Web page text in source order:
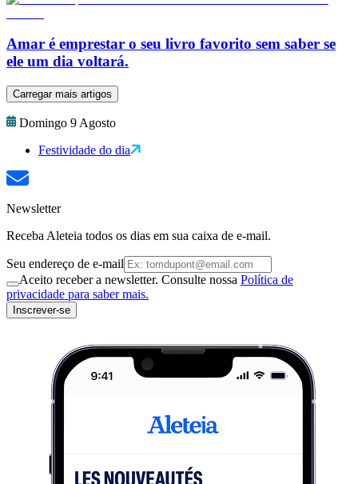
Amar é emprestar o seu livro favorito sem saber se
ele um dia voltará.
Carregar mais artigos
Domingo 9 Agosto
Festividade do dia
Newsletter
Receba Aleteia todos os dias em sua caixa de e-mail.
Seu endereço de e-mail
Aceito receber a newsletter. Consulte nossa Política de
privacidade para saber mais.
Inscrever-se